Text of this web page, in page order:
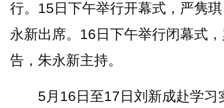
行。15日下午举行开幕式，严隽
永新出席。16日下午举行闭幕式
告，朱永新主持。
5月16日至17日刘新成赴学习